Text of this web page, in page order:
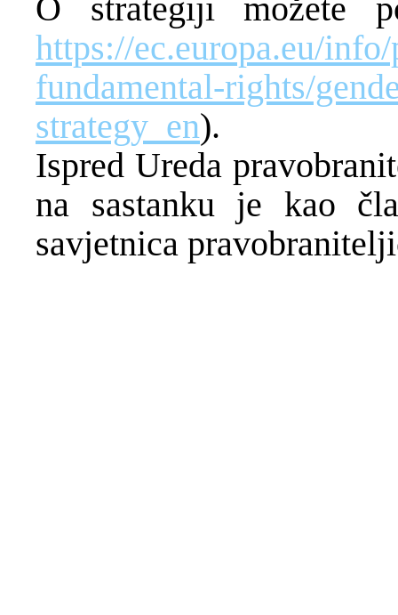
O strategiji možete
https://ec.europa.eu/
fundamental-rights/
strategy_en).
Ispred Ureda
na sastanku je kao
savjetnica